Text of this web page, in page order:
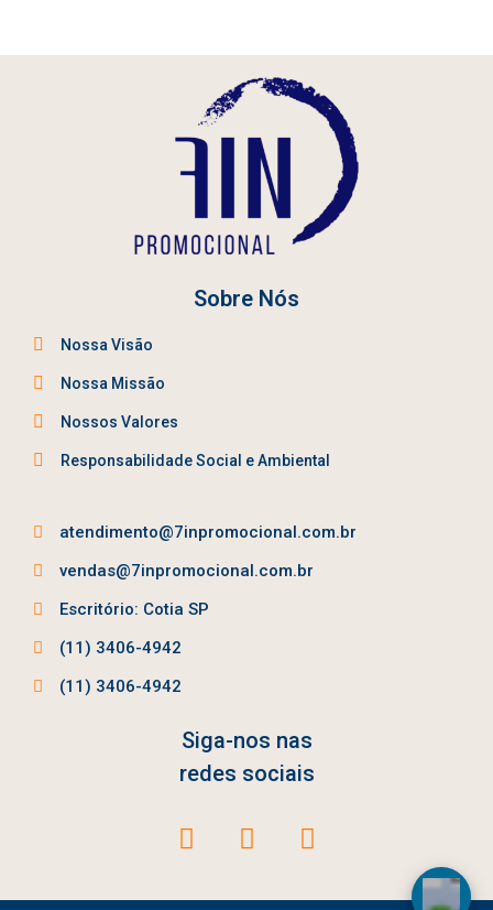
Sobre Nós
Nossa Visão
Nossa Missão
Nossos Valores
Responsabilidade Social e Ambiental
atendimento@7inpromocional.com.br
vendas@7inpromocional.com.br
Escritório: Cotia SP
(11) 3406-4942
(11) 3406-4942
Siga-nos nas
redes sociais